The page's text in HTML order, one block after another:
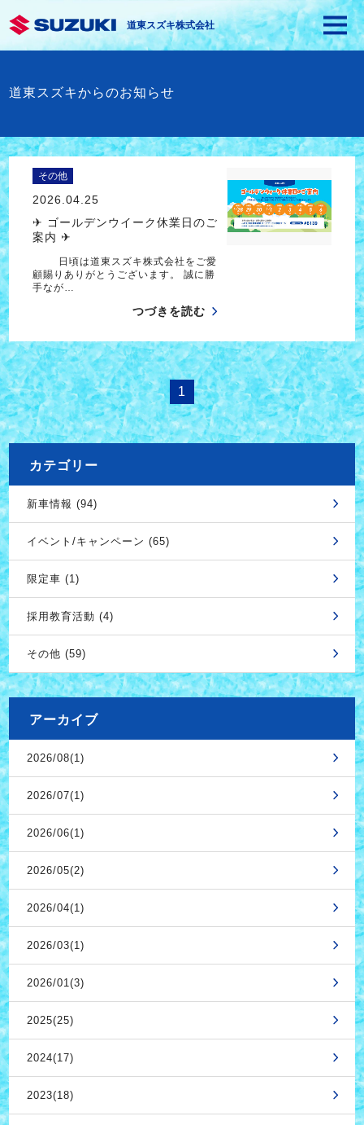
道東スズキ株式会社
道東スズキからのお知らせ
その他
2026.04.25
✈ ゴールデンウイーク休業日のご
案内 ✈
日頃は道東スズキ株式会社をご愛
顧賜りありがとうございます。 誠に勝
手なが…
つづきを読む
1
カテゴリー
新車情報 (94)
イベント/キャンペーン (65)
限定車 (1)
採用教育活動 (4)
その他 (59)
アーカイブ
2026/08(1)
2026/07(1)
2026/06(1)
2026/05(2)
2026/04(1)
2026/03(1)
2026/01(3)
2025(25)
2024(17)
2023(18)